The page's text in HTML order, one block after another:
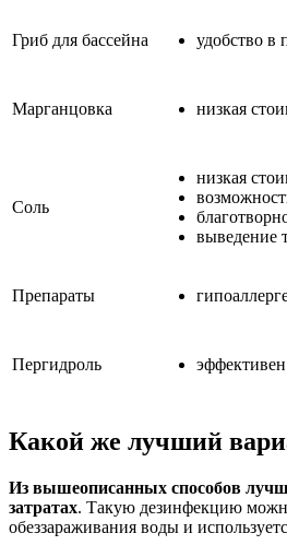
Гриб для бассейна удобство в
Марганцовка низкая
Соль
низкая
выведение
Препараты
Пергидроль эффективен
Какой же лучший
Из вышеописанных способов
затратах. Такую дезинфекцию
обеззараживания воды и